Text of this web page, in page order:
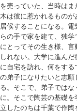
を売っていた、当時は
木は彼に惹かれるもの
居候することになる。
らの手で家を建て、独
にとってその生き様、
しれない。大学に進ん
に自宅を訪れ、何をす
の弟子になりたいと志
る。そこで、弟子では
に。そこで陶芸の基礎
立したのちは千葉で作陶